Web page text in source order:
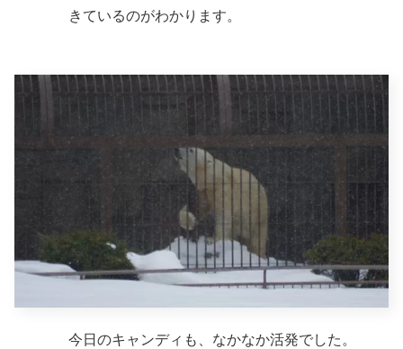
きているのがわかります。
今日のキャンディも、なかなか活発でした。